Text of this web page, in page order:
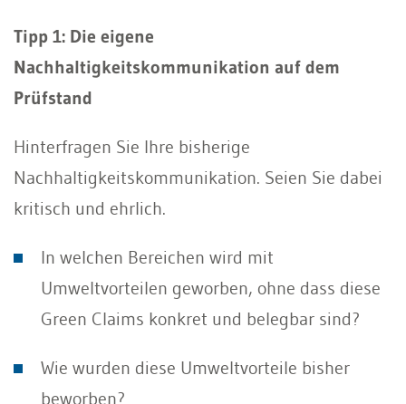
Tipp 1: Die eigene
Nachhaltigkeitskommunikation auf dem
Prüfstand
Hinterfragen Sie Ihre bisherige
Nachhaltigkeitskommunikation. Seien Sie dabei
kritisch und ehrlich.
In welchen Bereichen wird mit
Umweltvorteilen geworben, ohne dass diese
Green Claims konkret und belegbar sind?
Wie wurden diese Umweltvorteile bisher
beworben?